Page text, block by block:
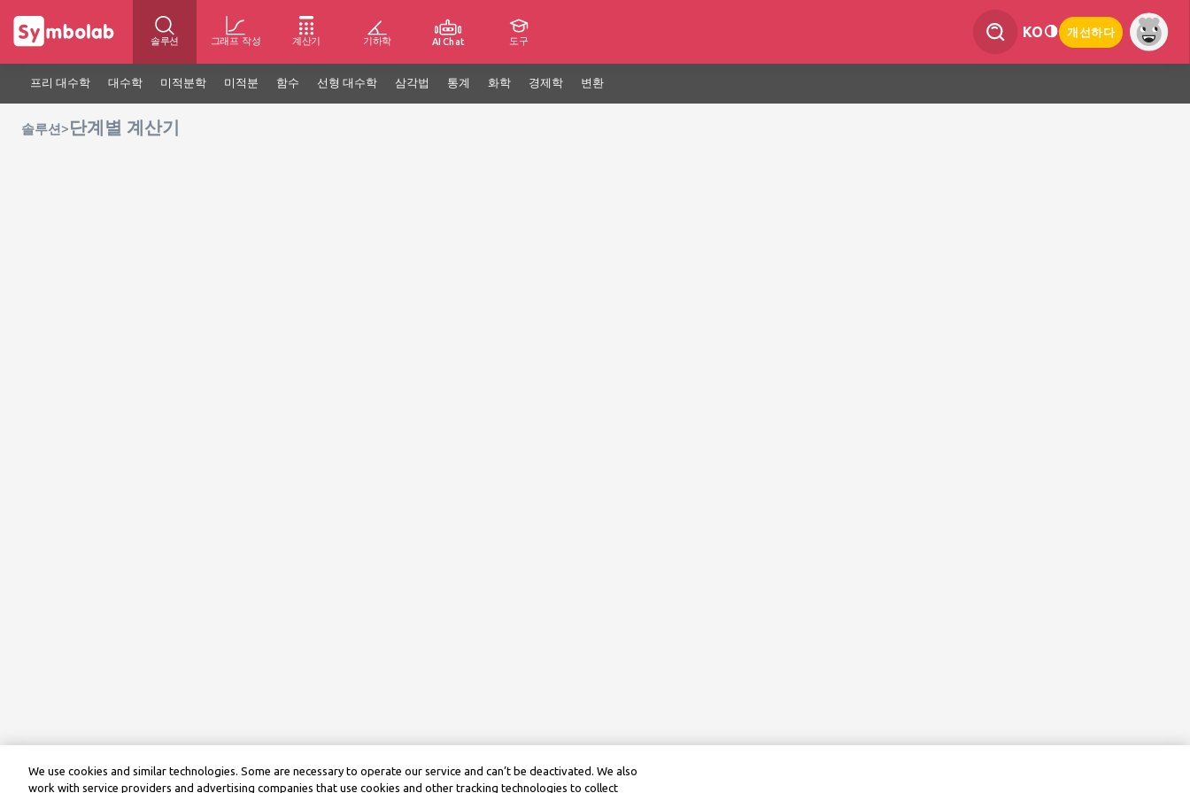
솔루션 그래프 작성 계산기 기하학 AI Chat 도구
KO 개선하다
프리 대수학 대수학 미적분학 미적분 함수 선형 대수학 삼각법 통계 화학 경제학 변환
솔루션 >단계별 계산기
We use cookies and similar technologies. Some are necessary to operate our service and can’t be deactivated. We also
work with service providers and advertising companies that use cookies and other tracking technologies to collect